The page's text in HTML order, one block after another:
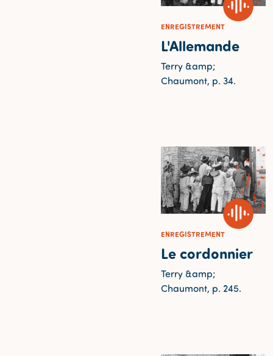
ENREGISTREMENT
L'Allemande
Terry &amp;
Chaumont, p. 34.
ENREGISTREMENT
Le cordonnier
Terry &amp;
Chaumont, p. 245.